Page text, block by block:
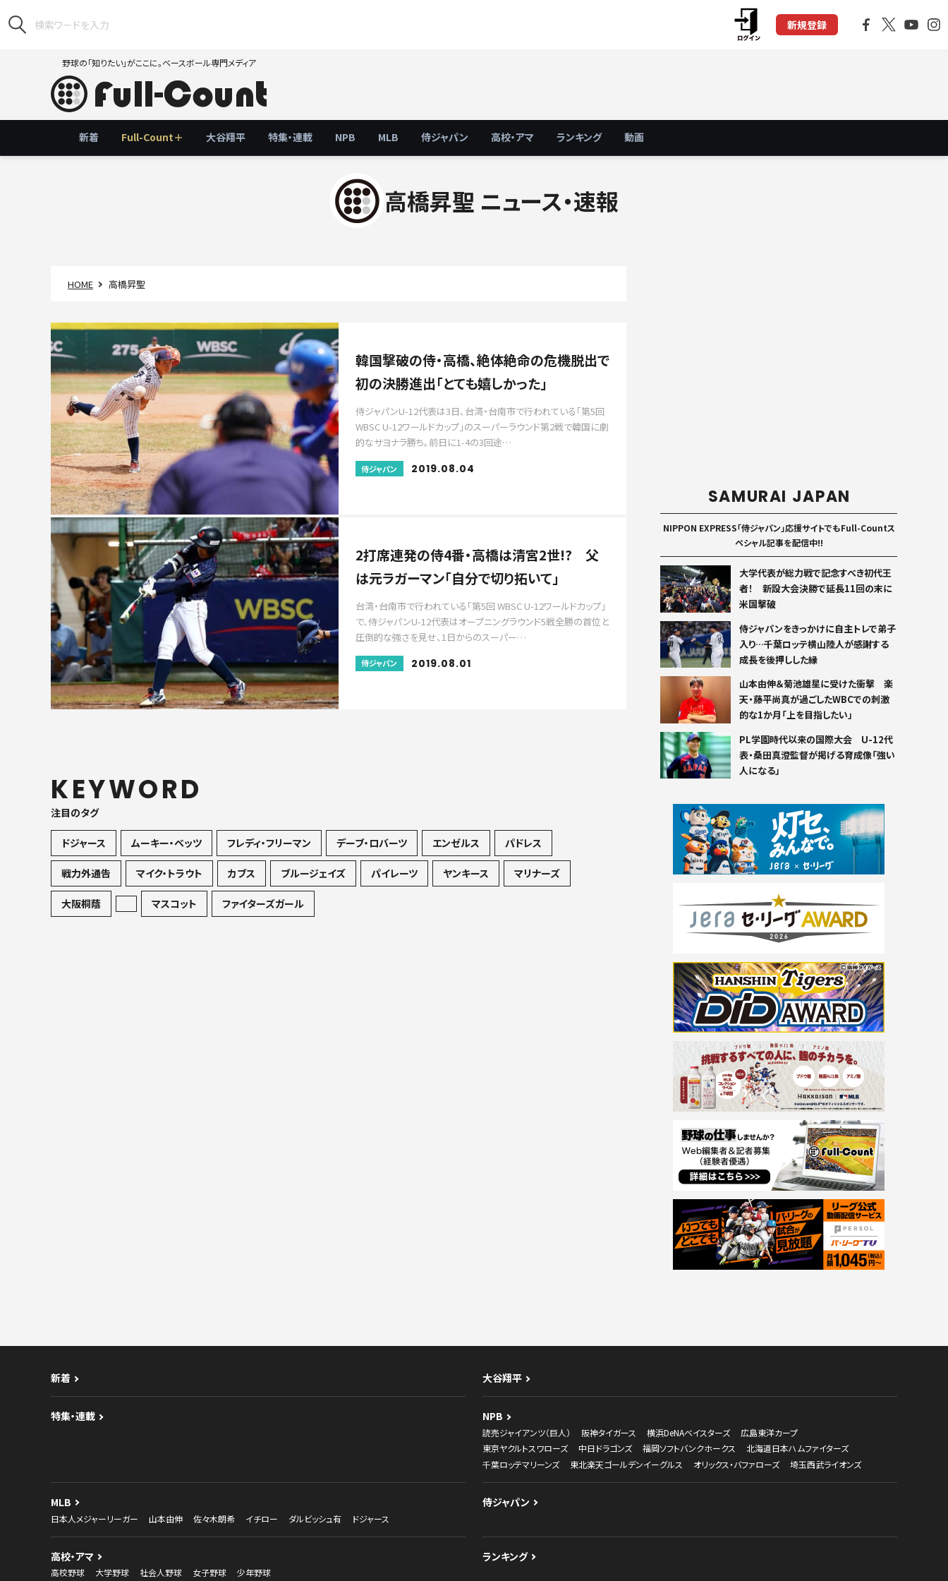
新規登録
野球の「知りたい」がここに。ベースボール専門メディア
新着 Full-Count＋ 大谷翔平 特集・連載 NPB MLB 侍ジャパン 高校・アマ ランキング 動画
高橋昇聖 ニュース・速報
HOME 高橋昇聖
韓国撃破の侍・高橋、絶体絶命の危機脱出で
初の決勝進出「とても嬉しかった」
侍ジャパンU-12代表は3日、台湾・台南市で行われている「第5回
WBSC U-12ワールドカップ」のスーパーラウンド第2戦で韓国に劇
的なサヨナラ勝ち。前日に1-4の3回途…
侍ジャパン 2019.08.04
2打席連発の侍4番・高橋は清宮2世!? 父
は元ラガーマン「自分で切り拓いて」
台湾・台南市で行われている「第5回 WBSC U-12ワールドカップ」
で、侍ジャパンU-12代表はオープニングラウンド5戦全勝の首位と
圧倒的な強さを見せ、1日からのスーパー…
侍ジャパン 2019.08.01
KEYWORD
注目のタグ
ドジャース ムーキー・ベッツ フレディ・フリーマン デーブ・ロバーツ エンゼルス パドレス
戦力外通告 マイク・トラウト カブス ブルージェイズ パイレーツ ヤンキース マリナーズ
大阪桐蔭 マスコット ファイターズガール
SAMURAI JAPAN
NIPPON EXPRESS「侍ジャパン」応援サイトでもFull-Countス
ペシャル記事を配信中!!
大学代表が総力戦で記念すべき初代王
者！ 新設大会決勝で延長11回の末に
米国撃破
侍ジャパンをきっかけに自主トレで弟子
入り…千葉ロッテ横山陸人が感謝する
成長を後押しした縁
山本由伸＆菊池雄星に受けた衝撃 楽
天・藤平尚真が過ごしたWBCでの刺激
的な1か月「上を目指したい」
PL学園時代以来の国際大会 U-12代
表・桑田真澄監督が掲げる育成像「強い
人になる」
新着 大谷翔平
特集・連載 NPB
読売ジャイアンツ（巨人） 阪神タイガース 横浜DeNAベイスターズ
広島東洋カープ
東京ヤクルトスワローズ
中日ドラゴンズ 福岡ソフトバンクホークス
北海道日本ハムファイターズ
千葉ロッテマリーンズ
東北楽天ゴールデンイーグルス オリックス・バファローズ 埼玉西武ライオンズ
MLB
日本人メジャーリーガー 山本由伸 佐々木朗希 イチロー ダルビッシュ有 ドジャース
侍ジャパン
高校・アマ
高校野球 大学野球 社会人野球 女子野球 少年野球
ランキング